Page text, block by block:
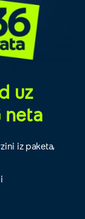
uz
neta
iz paketa,